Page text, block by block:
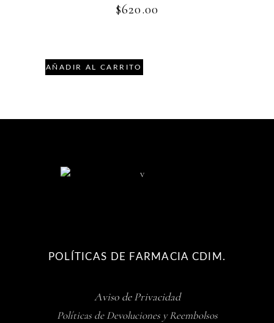
$620.00
AÑADIR AL CARRITO
POLÍTICAS DE FARMACIA CDIM.
Aviso de Privacidad
Políticas de Devoluciones y Reembolsos